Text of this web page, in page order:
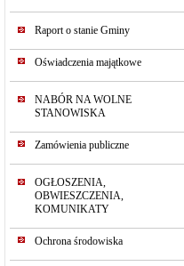
Raport o stanie Gminy
Oświadczenia majątkowe
NABÓR NA WOLNE
STANOWISKA
Zamówienia publiczne
OGŁOSZENIA,
OBWIESZCZENIA,
KOMUNIKATY
Ochrona środowiska